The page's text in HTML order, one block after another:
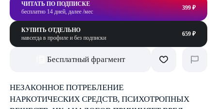
ЧИТАТЬ ПО ПОДПИСКЕ
бесплатно 14 дней, далее /мес
399 ₽
КУПИТЬ ОТДЕЛЬНО
навсегда в профиле и без подписки
659 ₽
Бесплатный фрагмент
НЕЗАКОННОЕ ПОТРЕБЛЕНИЕ
НАРКОТИЧЕСКИХ СРЕДСТВ, ПСИХОТРОПНЫХ